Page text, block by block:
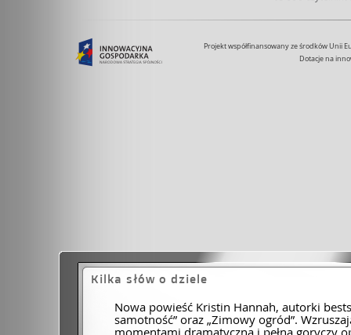
Projekt współfinansowany ze środków Unii
Dotacje na
Kilka słów o dziele
Nowa powieść Kristin Hannah, autorki
samotność” oraz „Zimowy ogród”.
momentami dramatyczna i pełna goryczy